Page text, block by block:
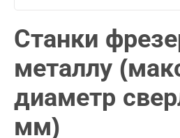
Станки
металлу
диаметр
мм)